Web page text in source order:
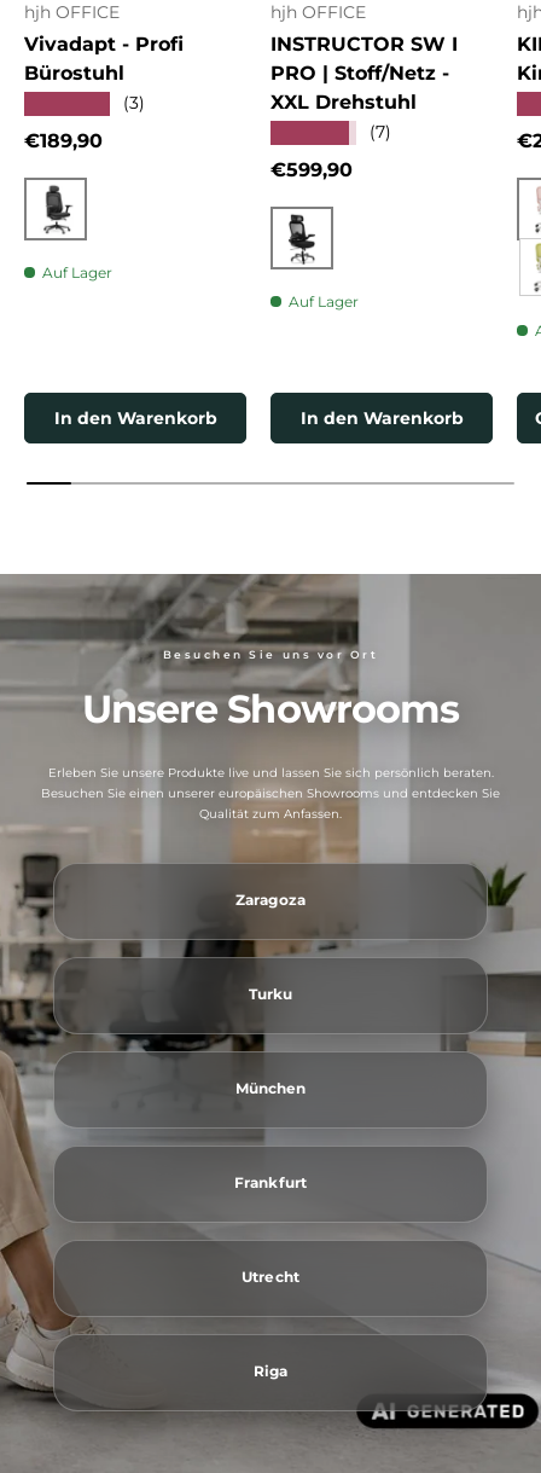
hjh OFFICE
Vivadapt - Profi
Bürostuhl
(3)
Normaler Preis
€189,90
Schwarz
Auf Lager
In den Warenkorb
hjh OFFICE
INSTRUCTOR SW I
PRO | Stoff/Netz -
XXL Drehstuhl
(7)
Normaler Preis
€599,90
Schwarz
Auf Lager
In den Warenkorb
Besuchen Sie uns vor Ort
Unsere Showrooms
Erleben Sie unsere Produkte live und lassen Sie sich persönlich beraten.
Besuchen Sie einen unserer europäischen Showrooms und entdecken Sie
Qualität zum Anfassen.
Zaragoza
Turku
München
Frankfurt
Utrecht
Riga